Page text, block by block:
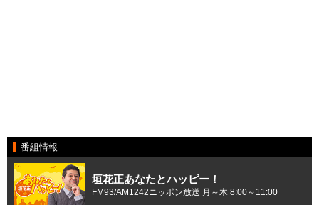
番組情報
垣花正あなたとハッピー！
FM93/AM1242ニッポン放送 月～木 8:00～11:00